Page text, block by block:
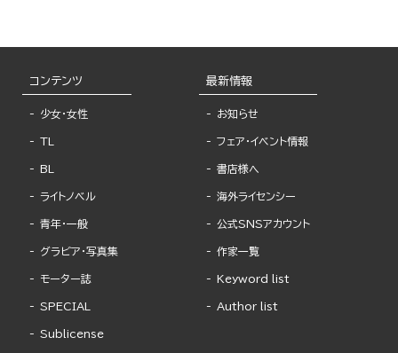
コンテンツ
少女・女性
TL
BL
ライトノベル
青年・一般
グラビア・写真集
モーター誌
SPECIAL
Sublicense
最新情報
お知らせ
フェア・イベント情報
書店様へ
海外ライセンシー
公式SNSアカウント
作家一覧
Keyword list
Author list